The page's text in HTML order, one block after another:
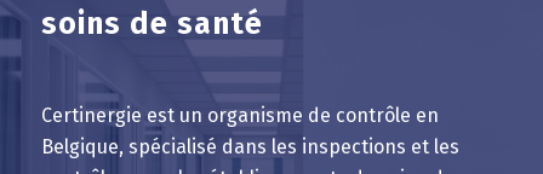
soins de santé
Certinergie est un organisme de contrôle en
Belgique, spécialisé dans les inspections et les